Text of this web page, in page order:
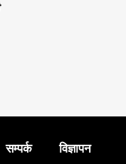
सम्पर्क विज्ञापन